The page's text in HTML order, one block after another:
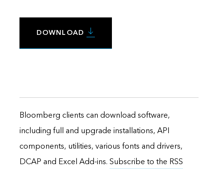
DOWNLOAD
Bloomberg clients can download software,
including full and upgrade installations, API
components, utilities, various fonts and drivers,
DCAP and Excel Add-ins. Subscribe to the RSS